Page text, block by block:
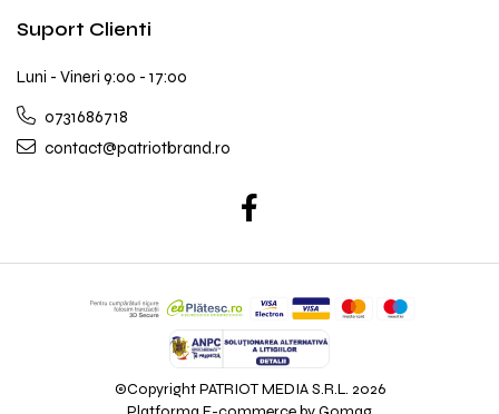
Suport Clienti
Luni - Vineri 9:00 - 17:00
0731686718
contact@patriotbrand.ro
©Copyright PATRIOT MEDIA S.R.L. 2026